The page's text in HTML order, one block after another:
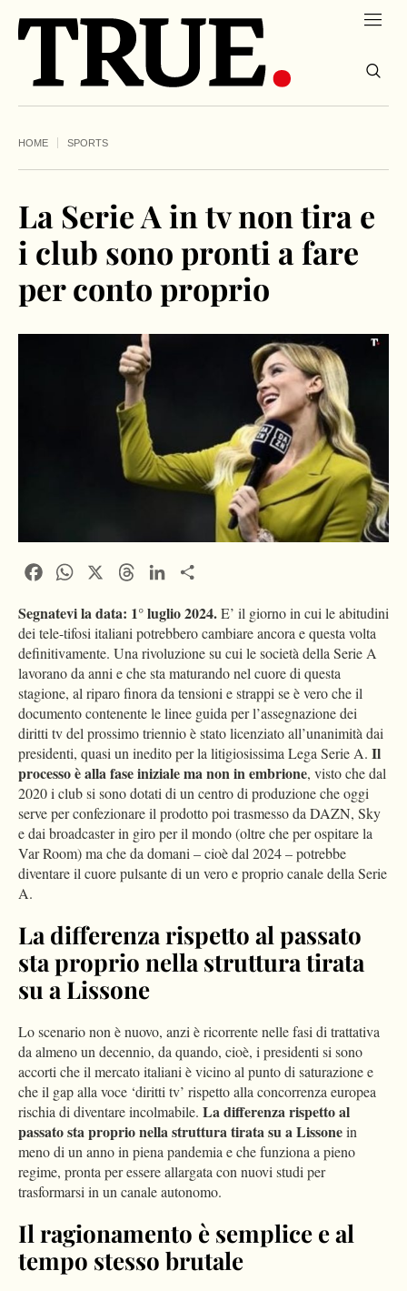
HOME SPORTS
La Serie A in tv non tira e
i club sono pronti a fare
per conto proprio
FacebookWhatsApp ThreadsLinkedIn
Segnatevi la data: 1° luglio 2024.E’ il giorno in cui le abitudini
dei tele-tifosi italiani potrebbero cambiare ancora e questa volta
definitivamente. Una rivoluzione su cui le società della Serie A
lavorano da anni e che sta maturando nel cuore di questa
stagione, al riparo finora da tensioni e strappi se è vero che il
documento contenente le linee guida per l’assegnazione dei
diritti tv del prossimo triennio è stato licenziato all’unanimità dai
presidenti, quasi un inedito per la litigiosissima Lega Serie A. Il
processo è alla fase iniziale ma non in embrione, visto che dal
2020 i club si sono dotati di un centro di produzione che oggi
serve per confezionare il prodotto poi trasmesso da DAZN, Sky
e dai broadcaster in giro per il mondo (oltre che per ospitare la
Var Room) ma che da domani – cioè dal 2024 – potrebbe
diventare il cuore pulsante di un vero e proprio canale della Serie
A.
La differenza rispetto al passato
sta proprio nella struttura tirata
su a Lissone
Lo scenario non è nuovo, anzi è ricorrente nelle fasi di trattativa
da almeno un decennio, da quando, cioè, i presidenti si sono
accorti che il mercato italiani è vicino al punto di saturazione e
che il gap alla voce ‘diritti tv’ rispetto alla concorrenza europea
rischia di diventare incolmabile. La differenza rispetto al
passato sta proprio nella struttura tirata su a Lissonein
meno di un anno in piena pandemia e che funziona a pieno
regime, pronta per essere allargata con nuovi studi per
trasformarsi in un canale autonomo.
Il ragionamento è semplice e al
tempo stesso brutale